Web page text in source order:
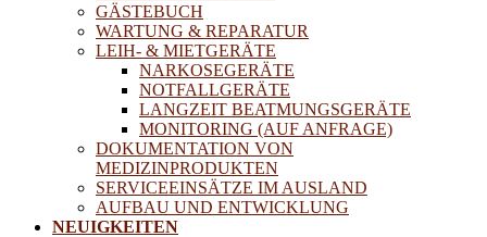
GÄSTEBUCH
WARTUNG & REPARATUR
LEIH- & MIETGERÄTE
NARKOSEGERÄTE
NOTFALLGERÄTE
LANGZEIT BEATMUNGSGERÄTE
MONITORING (AUF ANFRAGE)
DOKUMENTATION VON
MEDIZINPRODUKTEN
SERVICEEINSÄTZE IM AUSLAND
AUFBAU UND ENTWICKLUNG
NEUIGKEITEN